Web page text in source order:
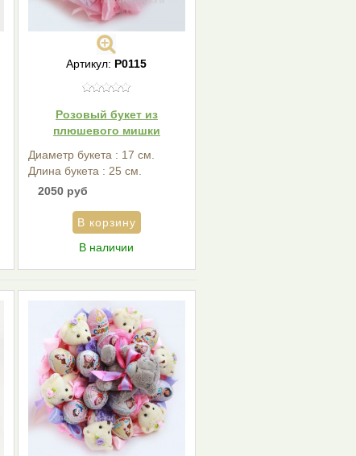
Артикул: Р0115
Розовый букет из
плюшевого мишки
Диаметр букета : 17 см.
Длина букета : 25 см.
2050 руб
В наличии